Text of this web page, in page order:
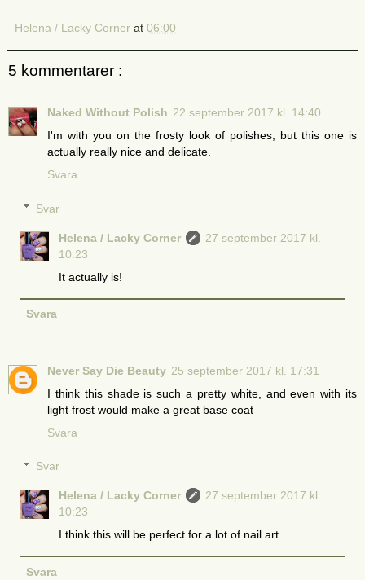
Helena / Lacky Corner at 06:00
5 kommentarer :
Naked Without Polish 22 september 2017 kl. 14:40
I'm with you on the frosty look of polishes, but this one is
actually really nice and delicate.
Svara
Svar
Helena / Lacky Corner
27 september 2017 kl.
10:23
It actually is!
Svara
Never Say Die Beauty 25 september 2017 kl. 17:31
I think this shade is such a pretty white, and even with its
light frost would make a great base coat
Svara
Svar
Helena / Lacky Corner
27 september 2017 kl.
10:23
I think this will be perfect for a lot of nail art.
Svara